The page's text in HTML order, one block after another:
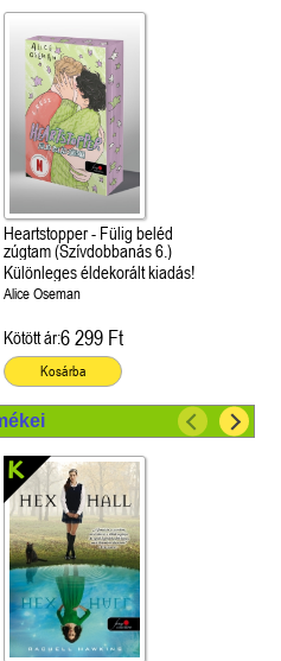
Heartstopper - Fülig beléd
zúgtam (Szívdobbanás 6.)
Különleges éldekorált kiadás!
Alice Oseman
Kötött ár:6 299 Ft
Kosárba